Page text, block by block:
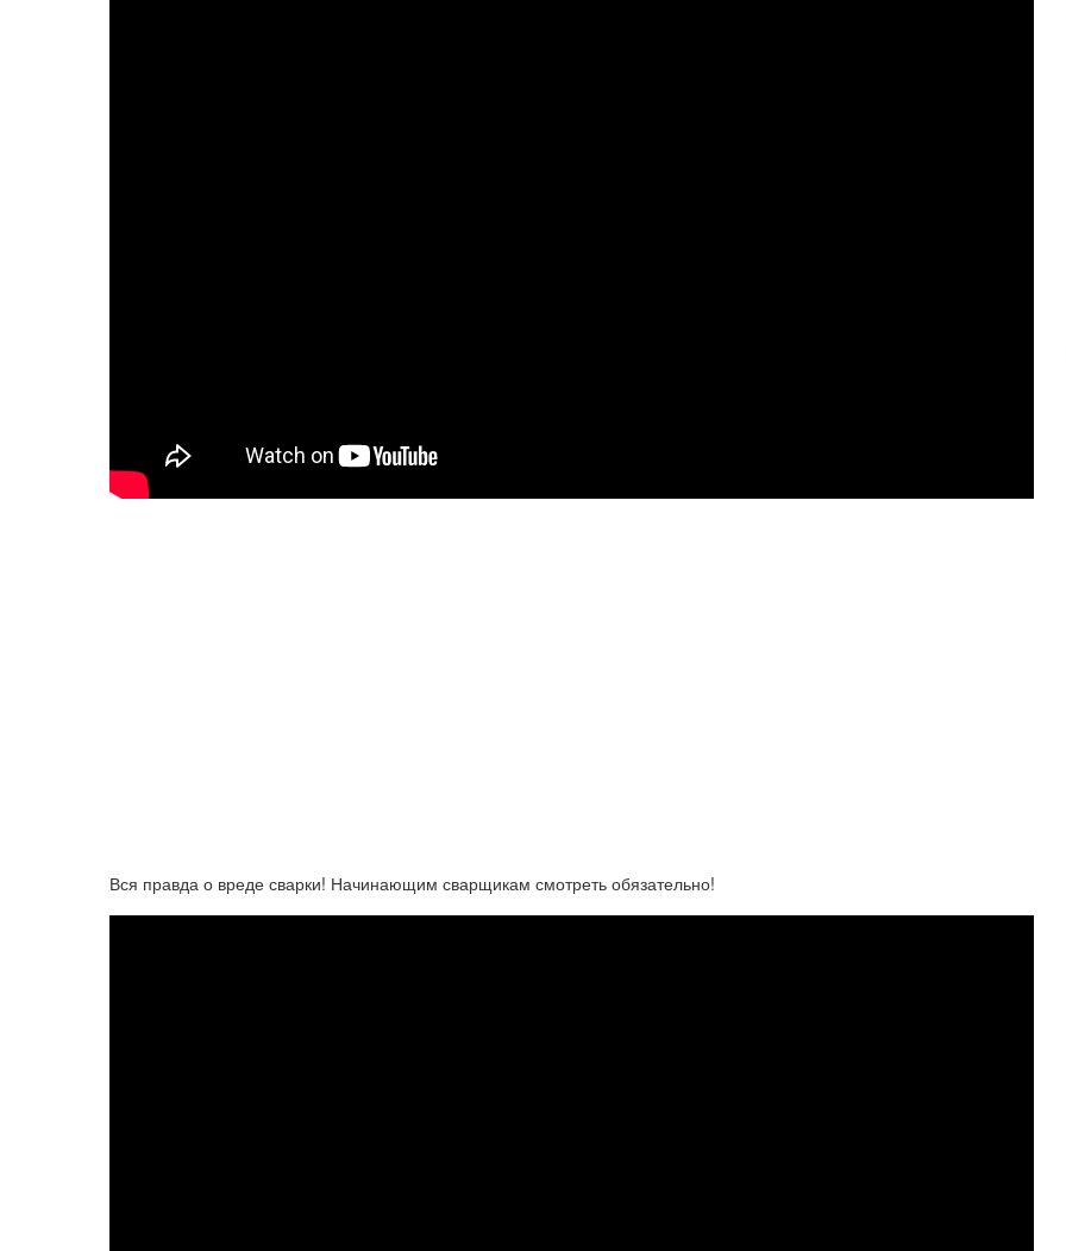
Вся правда о вреде сварки! Начинающим сварщикам смотреть обязательно!